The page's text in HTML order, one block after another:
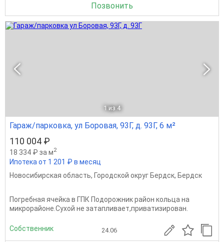
Позвонить
1 из 4
Гараж/парковка, ул Боровая, 93Г, д. 93Г, 6 м²
110 004 ₽
18 334 ₽ за м2
Ипотека от 1 201 ₽ в месяц
Новосибирская область, Городской округ Бердск, Бердск
Погребная ячейка в ГПК Подорожник район кольца на
микрорайоне.Сухой не затапливает,приватизирован.
Собственник 24.06